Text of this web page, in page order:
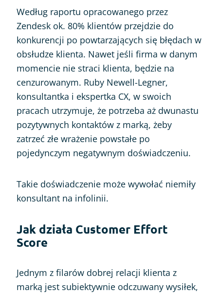
Według raportu opracowanego przez
Zendesk ok. 80% klientów przejdzie do
konkurencji po powtarzających się błędach w
obsłudze klienta. Nawet jeśli firma w danym
momencie nie straci klienta, będzie na
cenzurowanym. Ruby Newell-Legner,
konsultantka i ekspertka CX, w swoich
pracach utrzymuje, że potrzeba aż dwunastu
pozytywnych kontaktów z marką, żeby
zatrzeć złe wrażenie powstałe po
pojedynczym negatywnym doświadczeniu.
Takie doświadczenie może wywołać niemiły
konsultant na infolinii.
Jak działa Customer Effort
Score
Jednym z filarów dobrej relacji klienta z
marką jest subiektywnie odczuwany wysiłek,